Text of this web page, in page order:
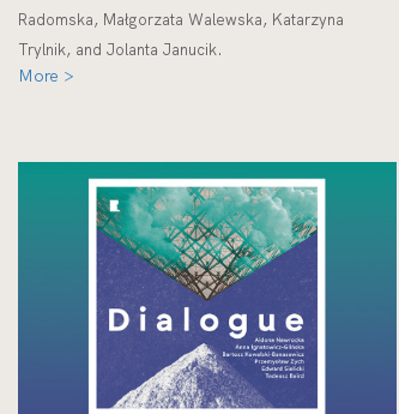
Radomska, Małgorzata Walewska, Katarzyna
Trylnik, and Jolanta Janucik.
More >